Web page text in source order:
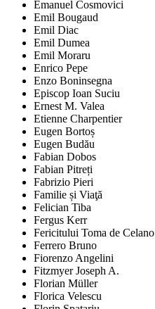
Emanuel Cosmovici
Emil Bougaud
Emil Diac
Emil Dumea
Emil Moraru
Enrico Pepe
Enzo Boninsegna
Episcop Ioan Suciu
Ernest M. Valea
Etienne Charpentier
Eugen Bortoș
Eugen Budău
Fabian Dobos
Fabian Pitreți
Fabrizio Pieri
Familie și Viaţă
Felician Tiba
Fergus Kerr
Fericitului Toma de Celano
Ferrero Bruno
Fiorenzo Angelini
Fitzmyer Joseph A.
Florian Müller
Florica Velescu